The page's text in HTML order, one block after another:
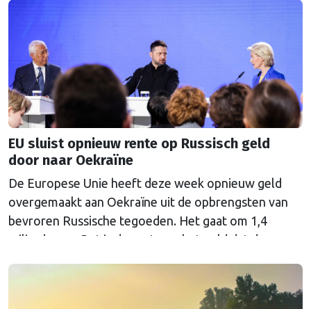
EU sluist opnieuw rente op Russisch geld
door naar Oekraïne
De Europese Unie heeft deze week opnieuw geld
overgemaakt aan Oekraïne uit de opbrengsten van
bevroren Russische tegoeden. Het gaat om 1,4
miljard euro. Dat is de rente op het geld dat de
Euroclear parkeerde. De EU bevroor dat geld na de
Continued